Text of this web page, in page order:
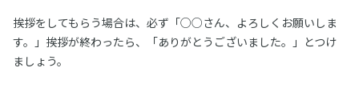
挨拶をしてもらう場合は、必ず「○○さん、よろしくお願いしま
す。」挨拶が終わったら、「ありがとうございました。」とつけ
ましょう。